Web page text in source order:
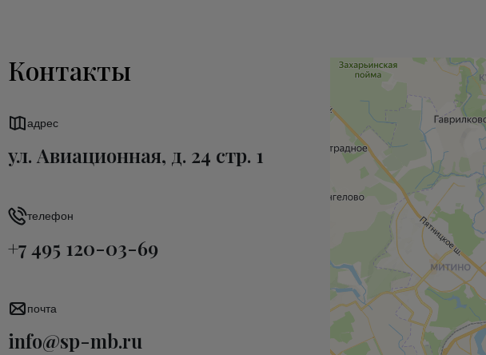
Контакты
адрес
ул. Авиационная, д. 24 стр. 1
телефон
+7 495 120-03-69
почта
info@sp-mb.ru